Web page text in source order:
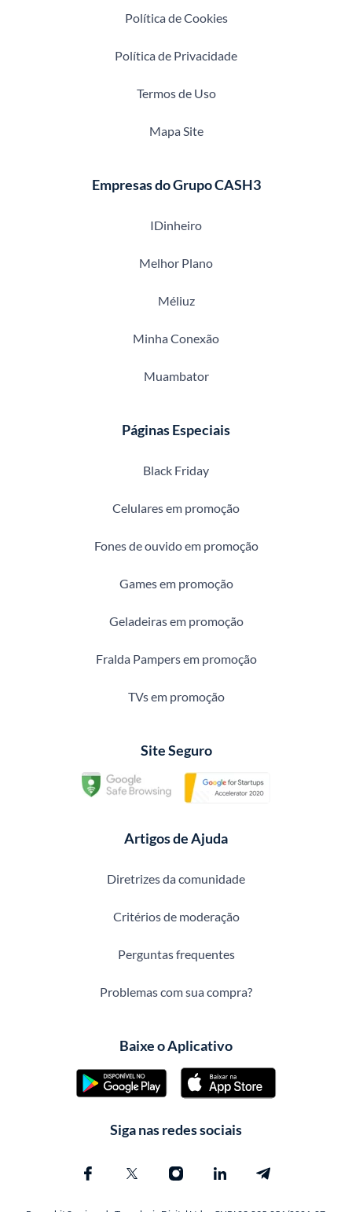
Política de Cookies
Política de Privacidade
Termos de Uso
Mapa Site
Empresas do Grupo CASH3
IDinheiro
Melhor Plano
Méliuz
Minha Conexão
Muambator
Páginas Especiais
Black Friday
Celulares em promoção
Fones de ouvido em promoção
Games em promoção
Geladeiras em promoção
Fralda Pampers em promoção
TVs em promoção
Site Seguro
Artigos de Ajuda
Diretrizes da comunidade
Critérios de moderação
Perguntas frequentes
Problemas com sua compra?
Baixe o Aplicativo
Siga nas redes sociais